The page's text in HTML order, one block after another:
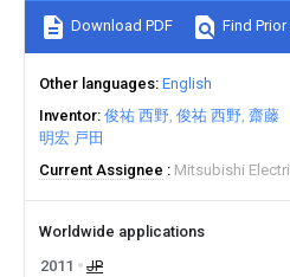
Download PDF Find Prior
Other languages English
Inventor 俊祐 西野 俊祐 西野 齋藤
明宏 戸田
Current Assignee
Mitsubishi
Worldwide applications
2011
JP